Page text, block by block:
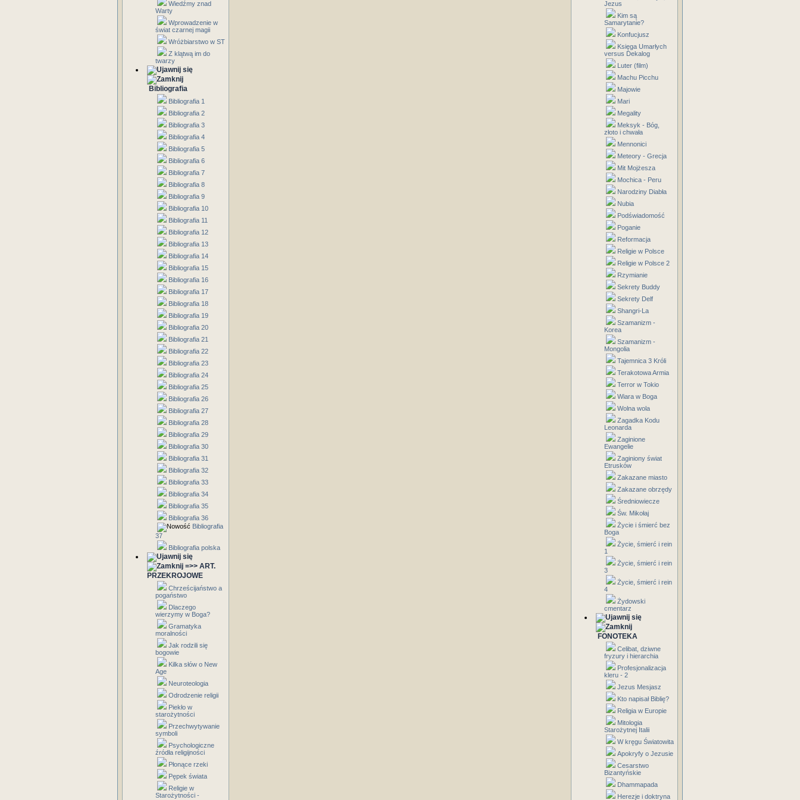
Wiedźmy znad
Warty
Wprowadzenie w
świat czarnej magii
Wróżbiarstwo w ST
Z klątwą im do
twarzy
Bibliografia
Bibliografia 1
Bibliografia 2
Bibliografia 3
Bibliografia 4
Bibliografia 5
Bibliografia 6
Bibliografia 7
Bibliografia 8
Bibliografia 9
Bibliografia 10
Bibliografia 11
Bibliografia 12
Bibliografia 13
Bibliografia 14
Bibliografia 15
Bibliografia 16
Bibliografia 17
Bibliografia 18
Bibliografia 19
Bibliografia 20
Bibliografia 21
Bibliografia 22
Bibliografia 23
Bibliografia 24
Bibliografia 25
Bibliografia 26
Bibliografia 27
Bibliografia 28
Bibliografia 29
Bibliografia 30
Bibliografia 31
Bibliografia 32
Bibliografia 33
Bibliografia 34
Bibliografia 35
Bibliografia 36
Bibliografia
37
Bibliografia polska
=>> ART.
PRZEKROJOWE
Chrześcijaństwo a
pogaństwo
Dlaczego
wierzymy w Boga?
Gramatyka
moralności
Jak rodzili się
bogowie
Kilka słów o New
Age
Neuroteologia
Odrodzenie religii
Piekło w
starożytności
Przechwytywanie
symboli
Psychologiczne
źródła religijności
Płonące rzeki
Pępek świata
Religie w
Starożytności -
Jezus
Kim są
Samarytanie?
Konfucjusz
Księga Umarłych
versus Dekalog
Luter (film)
Machu Picchu
Majowie
Mari
Megality
Meksyk - Bóg,
złoto i chwała
Mennonici
Meteory - Grecja
Mit Mojżesza
Mochica - Peru
Narodziny Diabła
Nubia
Podświadomość
Poganie
Reformacja
Religie w Polsce
Religie w Polsce 2
Rzymianie
Sekrety Buddy
Sekrety Delf
Shangri-La
Szamanizm -
Korea
Szamanizm -
Mongolia
Tajemnica 3 Króli
Terakotowa Armia
Terror w Tokio
Wiara w Boga
Wolna wola
Zagadka Kodu
Leonarda
Zaginione
Ewangelie
Zaginiony świat
Etrusków
Zakazane miasto
Zakazane obrzędy
Średniowiecze
Św. Mikołaj
Życie i śmierć bez
Boga
Życie, śmierć i rein
1
Życie, śmierć i rein
3
Życie, śmierć i rein
4
Żydowski
cmentarz
FONOTEKA
Celibat, dziwne
fryzury i hierarchia
Profesjonalizacja
kleru - 2
Jezus Mesjasz
Kto napisał Biblię?
Religia w Europie
Mitologia
Starożytnej Italii
W kręgu Światowita
Apokryfy o Jezusie
Cesarstwo
Bizantyńskie
Dhammapada
Herezje i doktryna